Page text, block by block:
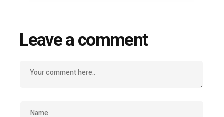
Leave a comment